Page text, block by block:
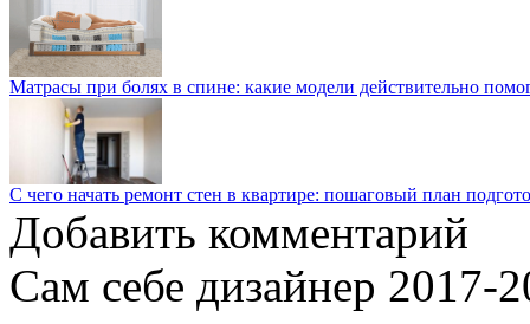
Матрасы при болях в спине: какие модели действительно
С чего начать ремонт стен в квартире: пошаговый план
Добавить комментарий
Сам себе дизайнер